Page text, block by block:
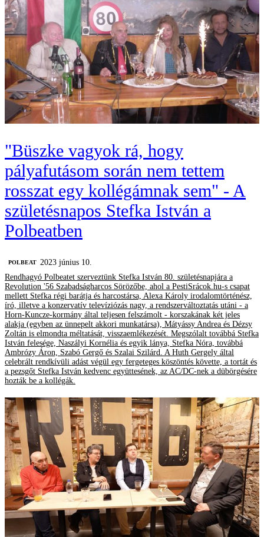
"Büszke vagyok rá, hogy
pályafutásom során nem tettem
rosszat egy kollégámnak sem" - A
születésnapos Stefka István a
Polbeatben
‎POLBEAT
2023 június 10.
Rendhagyó Polbeatet szerveztünk Stefka István 80. születésnapjára a
Revolution '56 Szabadságharcos Sörözőbe, ahol a PestiSrácok.hu-s csapat
mellett Stefka régi barátja és harcostársa, Alexa Károly irodalomtörténész,
író, illetve a konzervatív televíziózás nagy, a rendszerváltoztatás utáni - a
Horn-Kuncze-kormány által teljesen felszámolt - korszakának két jeles
alakja (egyben az ünnepelt akkori munkatársa), Mátyássy Andrea és Dézsy
Zoltán is elmondta méltatását, visszaemlékezését. Megszólalt továbbá Stefka
István felesége, Naszályi Kornélia és egyik lánya, Stefka Nóra, továbbá
Ambrózy Áron, Szabó Gergő és Szalai Szilárd. A Huth Gergely által
celebrált rendkívüli adást végül egy fergeteges köszöntés követte, a tortát és
a pezsgőt Stefka István kedvenc együttesének, az AC/DC-nek a dübörgésére
hozták be a kollégák.